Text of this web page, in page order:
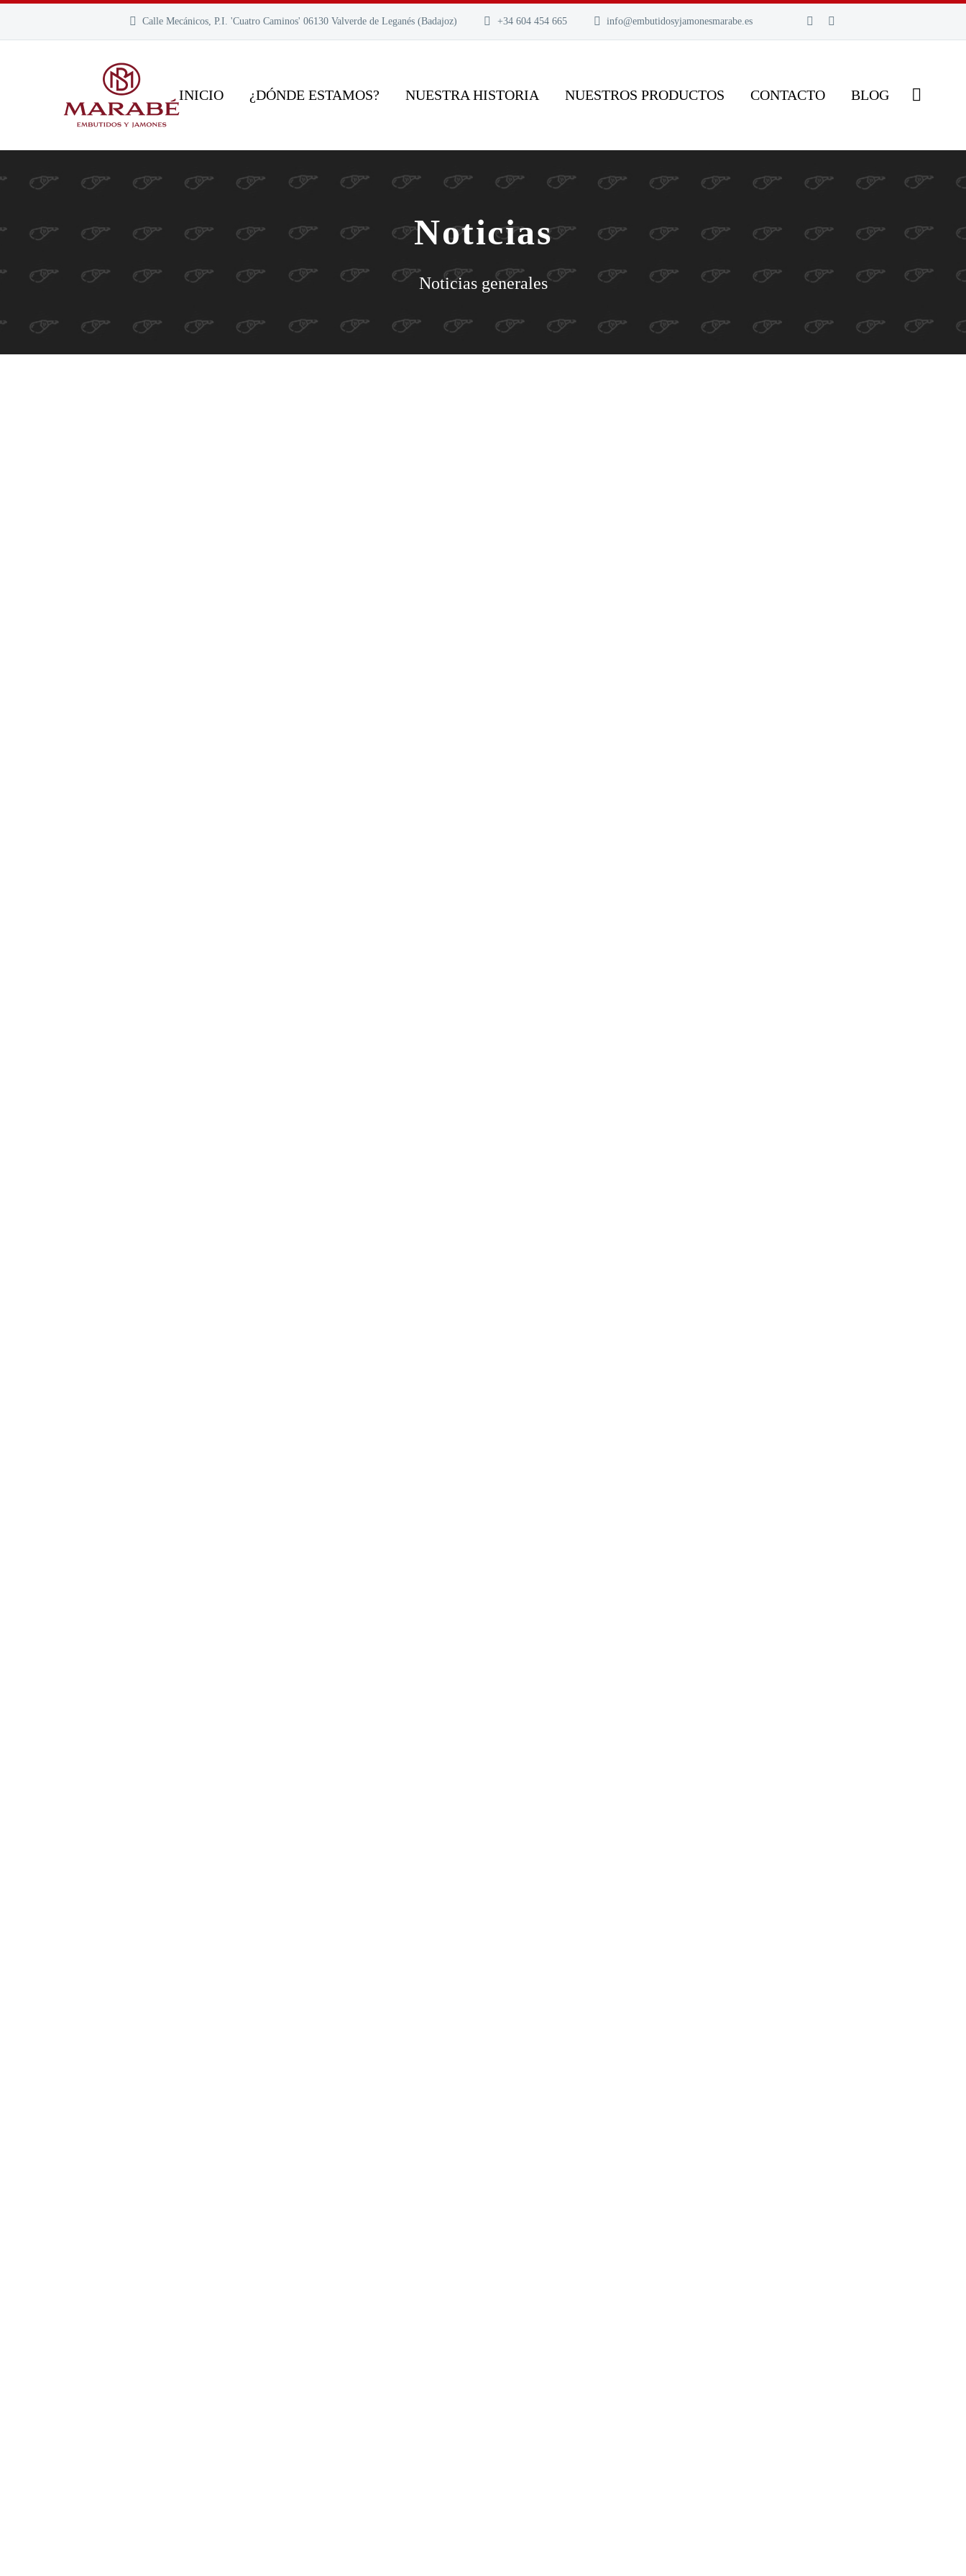
Calle Mecánicos, P.I. 'Cuatro Caminos' 06130 Valverde de Leganés (Badajoz) +34 604 454 665 info@embutidosyjamonesmarabe.es
INICIO ¿DÓNDE ESTAMOS? NUESTRA HISTORIA NUESTROS PRODUCTOS CONTACTO BLOG
Noticias
Noticias generales